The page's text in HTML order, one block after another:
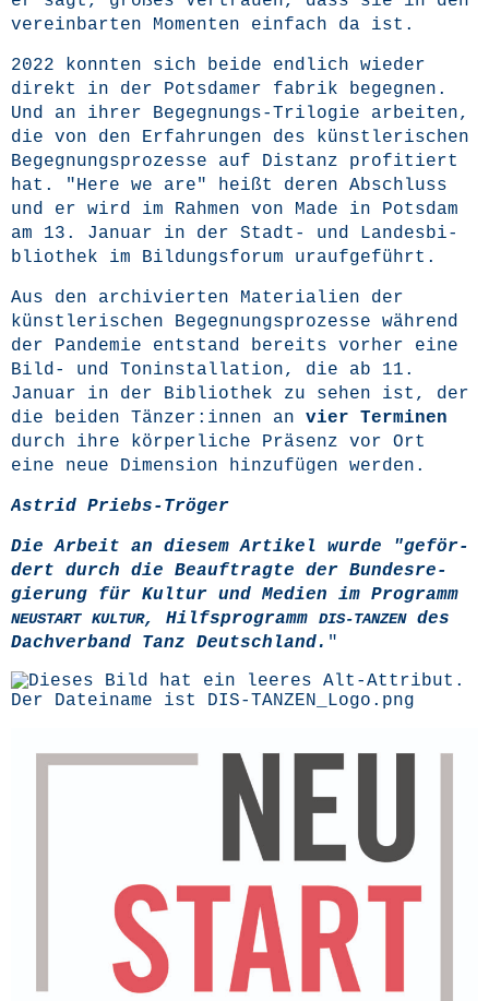
ver­ein­bar­ten Momen­ten ein­fach da ist.
2022 konn­ten sich bei­de end­lich wie­der
direkt in der Pots­da­mer fabrik begeg­nen.
Und an ihrer Begeg­nungs-Tri­lo­gie arbei­ten,
die von den Erfah­run­gen des künst­le­ri­schen
Begeg­nungs­pro­zes­se auf Distanz pro­fi­tiert
hat. "Here we are" heißt deren Abschluss
und er wird im Rah­men von Made in Pots­dam
am 13. Janu­ar in der Stadt- und Lan­des­bi­
blio­thek im Bil­dungs­fo­rum uraufgeführt.
Aus den archi­vier­ten Mate­ria­li­en der
künst­le­ri­schen Begeg­nungs­pro­zes­se wäh­rend
der Pan­de­mie ent­stand bereits vor­her eine
Bild- und Ton­in­stal­la­ti­on, die ab 11.
Janu­ar in der Biblio­thek zu sehen ist, der
die bei­den Tänzer:innen an vier Ter­mi­nen
durch ihre kör­per­li­che Prä­senz vor Ort
eine neue Dimen­si­on hin­zu­fü­gen werden.
Astrid Priebs-Trö­ger
Die Arbeit an die­sem Arti­kel wur­de "geför­
dert durch die Beauf­trag­te der Bun­des­re­
gie­rung für Kul­tur und Medi­en im Pro­gramm
NEUSTART KULTUR, Hilfs­pro­gramm DIS-TANZENdes
Dach­ver­band Tanz Deutsch­land. "